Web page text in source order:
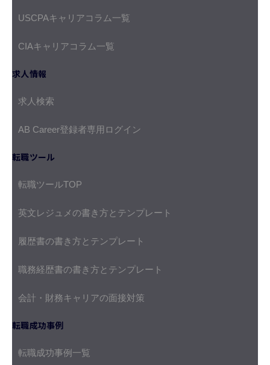
USCPAキャリアコラム一覧
CIAキャリアコラム一覧
求人情報
求人検索
AB Career登録者専用ログイン
転職ツール
転職ツールTOP
英文レジュメの書き方とテンプレート
履歴書の書き方とテンプレート
職務経歴書の書き方とテンプレート
会計・財務キャリアの面接対策
転職成功事例
転職成功事例一覧